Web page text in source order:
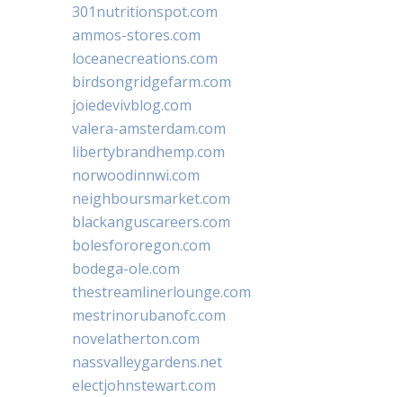
301nutritionspot.com
ammos-stores.com
loceanecreations.com
birdsongridgefarm.com
joiedevivblog.com
valera-amsterdam.com
libertybrandhemp.com
norwoodinnwi.com
neighboursmarket.com
blackanguscareers.com
bolesfororegon.com
bodega-ole.com
thestreamlinerlounge.com
mestrinorubanofc.com
novelatherton.com
nassvalleygardens.net
electjohnstewart.com